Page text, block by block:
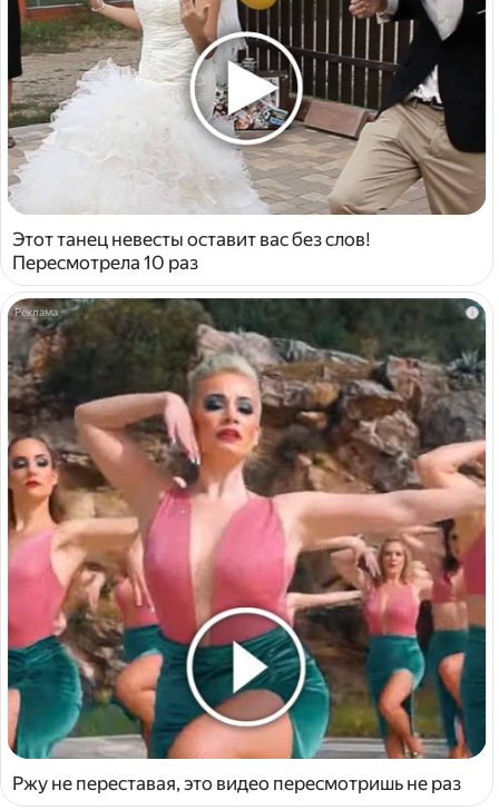
Этот танец невесты оставит вас без слов!
Пересмотрела 10 раз
i
Ржу не переставая, это видео пересмотришь не раз